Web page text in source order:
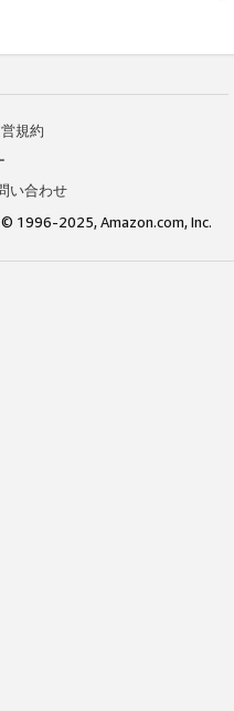
規約
い合わせ
© 1996-2025, Amazon.com, Inc.